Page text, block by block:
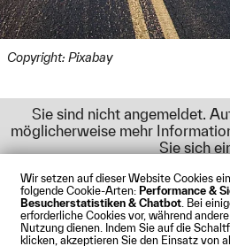
Wir setzen auf dieser Website Cookies
folgende Cookie-Arten: Performance &
Besucherstatistiken & Chatbot . Bei
erforderliche Cookies vor, während
Nutzung dienen. Indem Sie auf die
klicken, akzeptieren Sie den Einsatz von
Copyright: Pixabay
Sie sind nicht angemeldet.
möglicherweise mehr
Sie sich
Impressum Datenschutz
Kontakt Presse Anfahrt